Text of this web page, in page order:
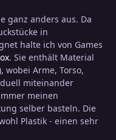
ganz anders aus. Da
in
halte ich von Games
. Sie enthält Material
wobei Arme, Torso,
miteinander
meinen
selber basteln. Die
Plastik - einen sehr